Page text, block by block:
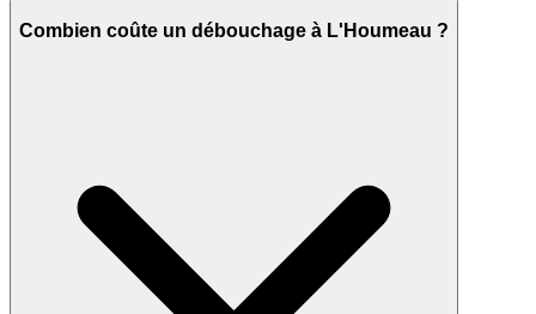
Combien coûte un débouchage à L'Houmeau ?